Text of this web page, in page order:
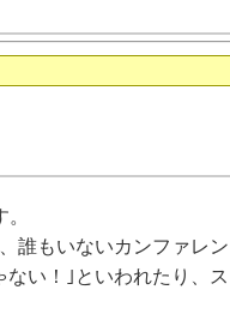
誰もいないカンファレン
い！｣といわれたり、ス